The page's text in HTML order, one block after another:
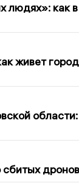
людях»: как
живет